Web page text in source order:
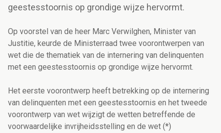
geestesstoornis op grondige wijze hervormt.
Op voorstel van de heer Marc Verwilghen, Minister van
Justitie, keurde de Ministerraad twee voorontwerpen van
wet die de thematiek van de internering van delinquenten
met een geestesstoornis op grondige wijze hervormt.
Het eerste voorontwerp heeft betrekking op de internering
van delinquenten met een geestesstoornis en het tweede
voorontwerp van wet wijzigt de wetten betreffende de
voorwaardelijke invrijheidsstelling en de wet (*)